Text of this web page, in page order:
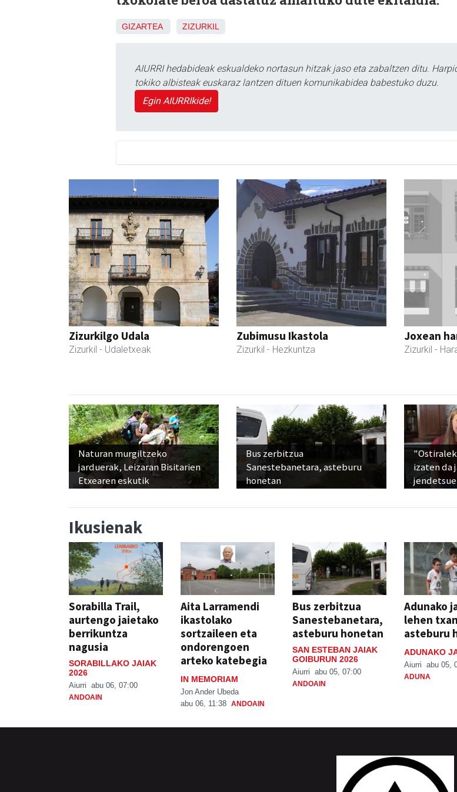
GIZARTEA ZIZURKIL
AIURRI hedabideak eskualdeko nortasun hitzak jaso eta zabaltzen ditu.
tokiko albisteak euskaraz lantzen dituen komunikabidea babestuko duzu.
Egin AIURRIkide!
Zizurkilgo Udala
Zizurkil - Udaletxeak
Zubimusu Ikastola
Zizurkil - Hezkuntza
Joxean
Zizurkil -
Naturan murgiltzeko
jarduerak, Leizaran Bisitarien
Etxearen eskutik
Bus zerbitzua
Sanestebanetara, asteburu
honetan
izaten da
Ikusienak
Sorabilla Trail,
aurtengo jaietako
berrikuntza
nagusia
SORABILLAKO JAIAK
2026
Aiurri abu 06, 07:00
ANDOAIN
Aita Larramendi
ikastolako
sortzaileen eta
ondorengoen
arteko katebegia
IN MEMORIAM
Jon Ander Ubeda
abu 06, 11:38 ANDOAIN
Bus zerbitzua
Sanestebanetara,
asteburu honetan
SAN ESTEBAN JAIAK
GOIBURUN 2026
Aiurri abu 05, 07:00
ANDOAIN
Adunako
lehen
asteburu
ADUNAKO
Aiurri abu 05,
ADUNA